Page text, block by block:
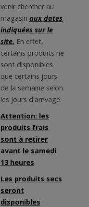
venir chercher au
magasin aux dates
indiquées sur le
site. En effet,
certains produits ne
sont disponibles
que certains jours
de la semaine selon
les jours d'arrivage.
Attention: les
produits frais
sont à retirer
avant le samedi
13 heures.
Les produits secs
seront
disponibles